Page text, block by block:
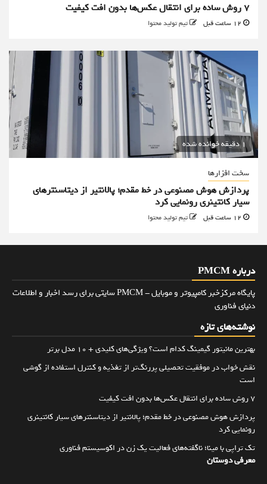
۷ روش ساده برای انتقال عکس‌ها بدون افت کیفیت
تیم تولید محتوا
1 دقیقه خوانده شده
سخت افزارها
پردازش هوش مصنوعی در خط مقدم؛ پالانتیر از دیتاسنترهای
سیار کانتینری رونمایی کرد
تیم تولید محتوا
درباره PMCM
پایگاه مرکزخبر کامپیوتر و موبایل - PMCM سایتی برای رسد اخبار و اطلاعات
دنیای فناوری
نوشته‌های تازه
بهترین مانیتور گیمینگ کدام است؟ ویژگی‌های کلیدی + 10 مدل برتر
نقش خواب در موفقیت تحصیلی پررنگ‌تر از تغذیه و کنترل استفاده از گوشی
است
۷ روش ساده برای انتقال عکس‌ها بدون افت کیفیت
پردازش هوش مصنوعی در خط مقدم؛ پالانتیر از دیتاسنترهای سیار کانتینری
رونمایی کرد
تک تراپی با مینا؛ ناگفته‌های فعالیت یک زن در اکوسیستم فناوری
معرفی دوستان